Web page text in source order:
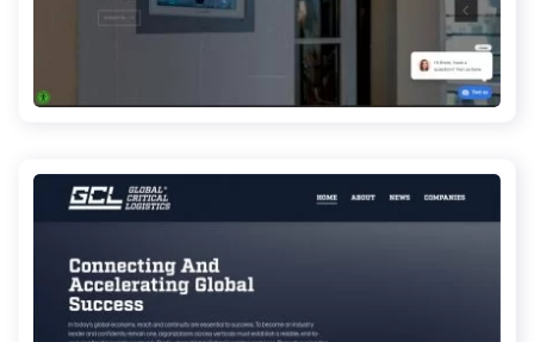
scshomeentertainment.com